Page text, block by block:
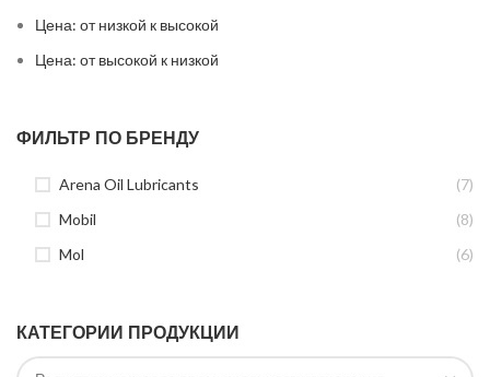
Цена: от низкой к высокой
Цена: от высокой к низкой
ФИЛЬТР ПО БРЕНДУ
Arena Oil Lubricants
(7)
Mobil
(8)
Mol
(6)
КАТЕГОРИИ ПРОДУКЦИИ